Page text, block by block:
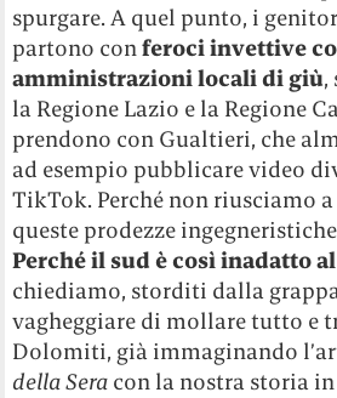
spurgare. A quel punto, i
partono conferoci invettive
amministrazioni locali di giù,
la Regione Lazio e la Regione
prendono con Gualtieri, che
ad esempio pubblicare video
TikTok. Perché non riusciamo
queste prodezze
Perché il sud è così inadatto
chiediamo, storditi dalla
vagheggiare di mollare tutto e
Dolomiti, già immaginando
della Sera con la nostra storia